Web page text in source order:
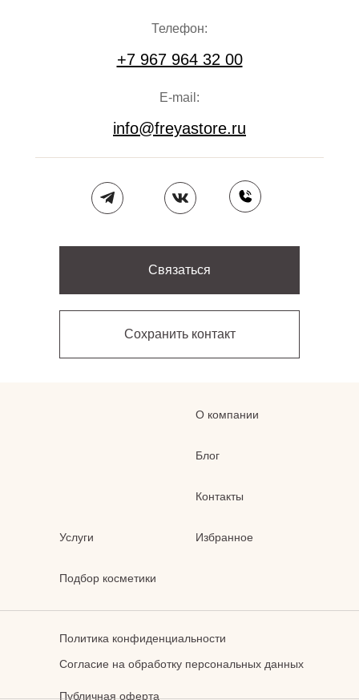
Телефон:
+7 967 964 32 00
E-mail:
info@freyastore.ru
Связаться
Сохранить контакт
Услуги
Подбор косметики
О компании
Блог
Контакты
Избранное
Политика конфиденциальности
Публичная оферта
Согласие на обработку персональных данных